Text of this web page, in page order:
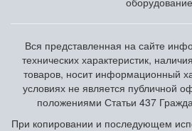
Вся представленная на сайте
технических характеристик,
товаров, носит информационный
условиях не является публичной
положениями Статьи 437
При копировании и последующем